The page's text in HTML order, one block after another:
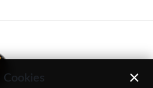
Cookies ×